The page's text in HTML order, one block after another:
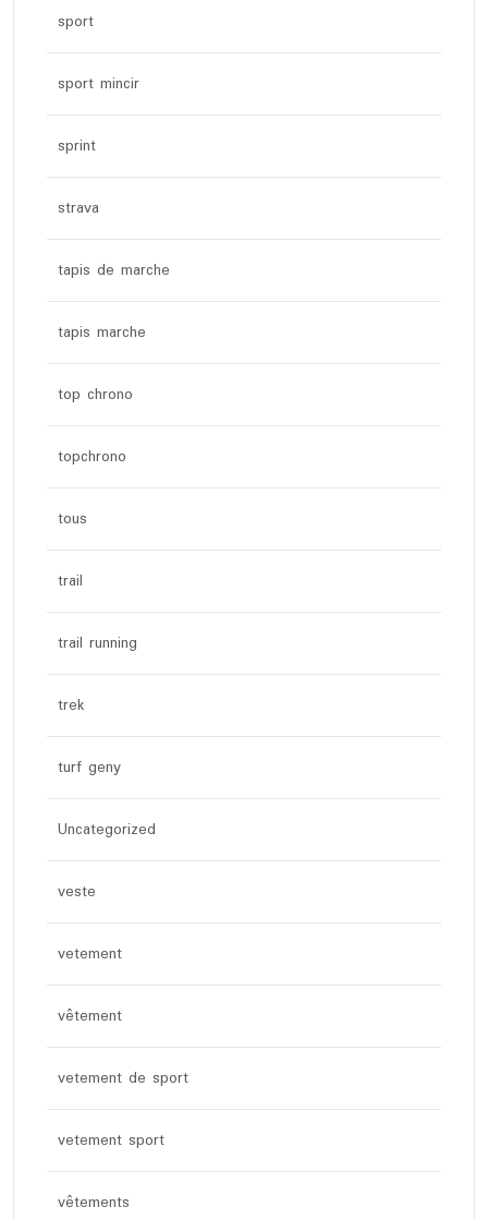
sport
sport mincir
sprint
strava
tapis de marche
tapis marche
top chrono
topchrono
tous
trail
trail running
trek
turf geny
Uncategorized
veste
vetement
vêtement
vetement de sport
vetement sport
vêtements